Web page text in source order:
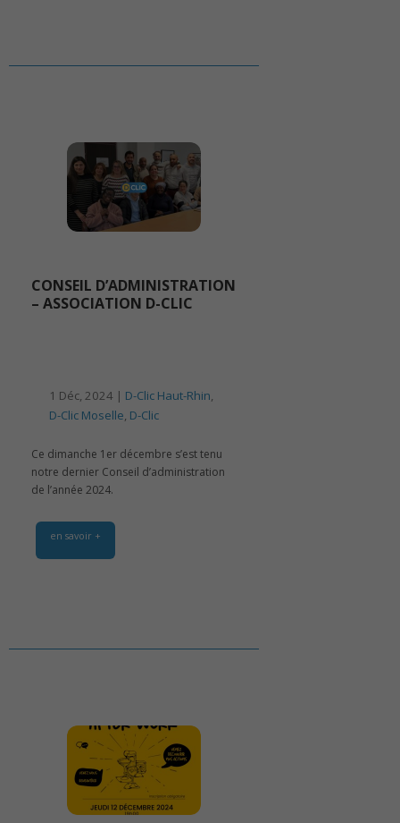
CONSEIL D’ADMINISTRATION
– ASSOCIATION D-CLIC
1 Déc, 2024 | D-Clic Haut-Rhin,
D-Clic Moselle, D-Clic
Ce dimanche 1er décembre s’est tenu
notre dernier Conseil d’administration
de l’année 2024.
en savoir +